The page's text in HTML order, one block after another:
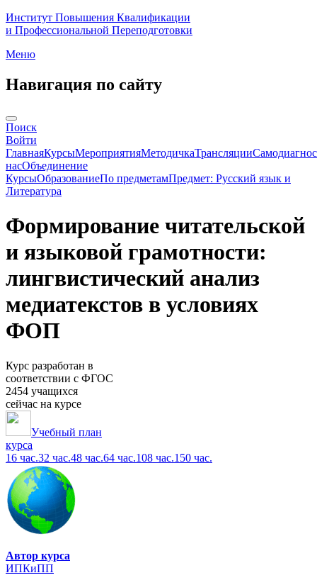
Институт Повышения Квалификации
и Профессиональной Переподготовки
Меню
Навигация по сайту
Поиск
Войти
ГлавнаяКурсыМероприятияМетодичкаТрансляции
насОбъединение
КурсыОбразованиеПо предметамПредмет: Русский язык и
Литература
Формирование читательской
и языковой грамотности:
лингвистический анализ
медиатекстов в условиях
ФОП
Курс разработан в
соответствии с ФГОС
2454 учащихся
сейчас на курсе
Учебный план
курса
16 час.32 час.48 час.64 час.108 час.150 час.
Автор курса
ИПКиПП